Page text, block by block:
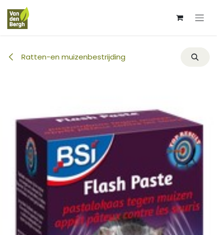
Overslaan naar inhoud
Ratten-en muizenbestrijding